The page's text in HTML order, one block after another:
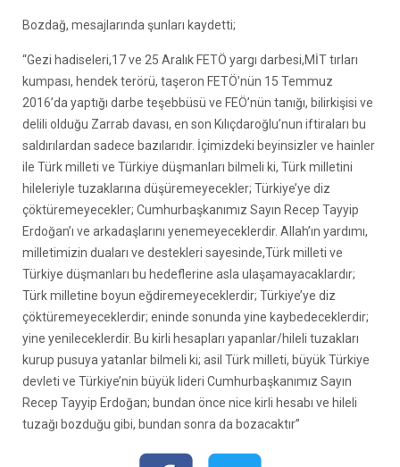
Bozdağ, mesajlarında şunları kaydetti;
“Gezi hadiseleri,17 ve 25 Aralık FETÖ yargı darbesi,MİT tırları
kumpası, hendek terörü, taşeron FETÖ’nün 15 Temmuz
2016’da yaptığı darbe teşebbüsü ve FEÖ’nün tanığı, bilirkişisi ve
delili olduğu Zarrab davası, en son Kılıçdaroğlu’nun iftiraları bu
saldırılardan sadece bazılarıdır. İçimizdeki beyinsizler ve hainler
ile Türk milleti ve Türkiye düşmanları bilmeli ki, Türk milletini
hileleriyle tuzaklarına düşüremeyecekler; Türkiye’ye diz
çöktüremeyecekler; Cumhurbaşkanımız Sayın Recep Tayyip
Erdoğan’ı ve arkadaşlarını yenemeyeceklerdir. Allah’ın yardımı,
milletimizin duaları ve destekleri sayesinde,Türk milleti ve
Türkiye düşmanları bu hedeflerine asla ulaşamayacaklardır;
Türk milletine boyun eğdiremeyeceklerdir; Türkiye’ye diz
çöktüremeyeceklerdir; eninde sonunda yine kaybedeceklerdir;
yine yenileceklerdir. Bu kirli hesapları yapanlar/hileli tuzakları
kurup pusuya yatanlar bilmeli ki; asil Türk milleti, büyük Türkiye
devleti ve Türkiye’nin büyük lideri Cumhurbaşkanımız Sayın
Recep Tayyip Erdoğan; bundan önce nice kirli hesabı ve hileli
tuzağı bozduğu gibi, bundan sonra da bozacaktır”